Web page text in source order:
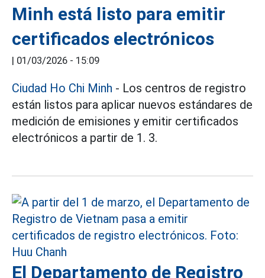
Minh está listo para emitir
certificados electrónicos
| 01/03/2026 - 15:09
Ciudad Ho Chi Minh - Los centros de registro
están listos para aplicar nuevos estándares de
medición de emisiones y emitir certificados
electrónicos a partir de 1. 3.
El Departamento de Registro